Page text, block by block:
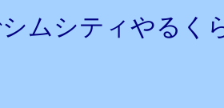
ムシティやるく